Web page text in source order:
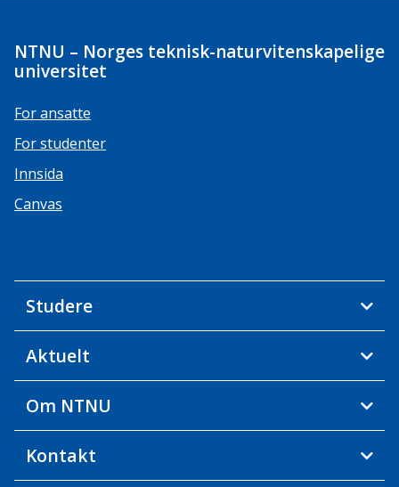
NTNU – Norges teknisk-naturvitenskapelige
universitet
For ansatte
For studenter
Innsida
Canvas
Studere
Aktuelt
Om NTNU
Kontakt